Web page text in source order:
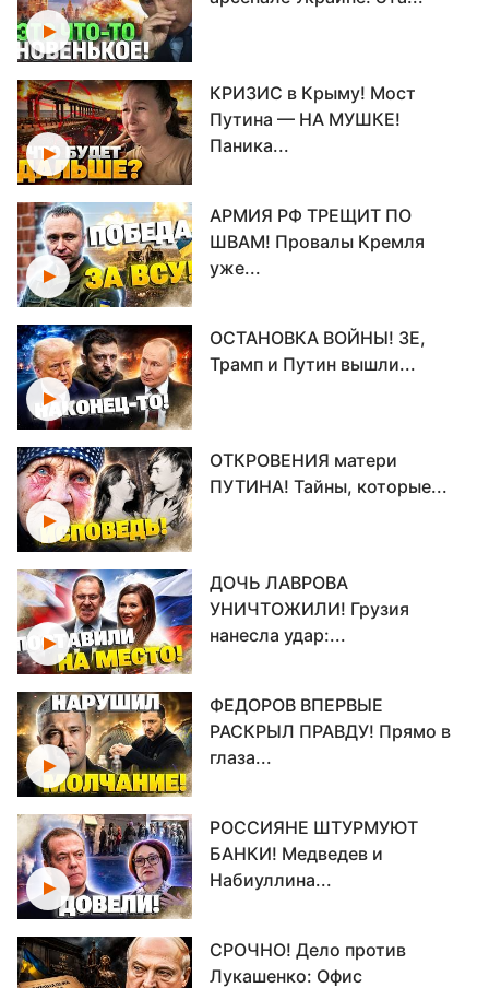
КРИЗИС в Крыму! Мост
Путина — НА МУШКЕ!
Паника...
АРМИЯ РФ ТРЕЩИТ ПО
ШВАМ! Провалы Кремля
уже...
ОСТАНОВКА ВОЙНЫ! ЗЕ,
Трамп и Путин вышли...
ОТКРОВЕНИЯ матери
ПУТИНА! Тайны, которые...
ДОЧЬ ЛАВРОВА
УНИЧТОЖИЛИ! Грузия
нанесла удар:...
ФЕДОРОВ ВПЕРВЫЕ
РАСКРЫЛ ПРАВДУ! Прямо в
глаза...
РОССИЯНЕ ШТУРМУЮТ
БАНКИ! Медведев и
Набиуллина...
СРОЧНО! Дело против
Лукашенко: Офис